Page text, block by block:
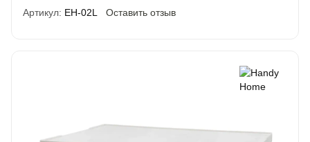
Артикул: EH-02L Оставить отзыв